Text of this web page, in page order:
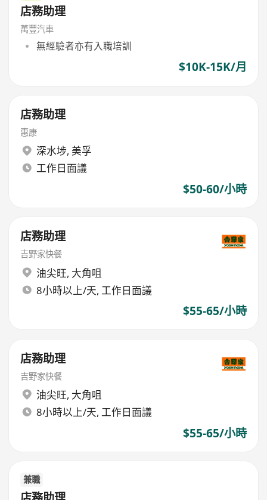
店務助理
萬豐汽車
無經驗者亦有入職培訓
$10K-15K/月
店務助理
惠康
深水埗, 美孚
工作日面議
$50-60/小時
店務助理
吉野家快餐
油尖旺, 大角咀
8小時以上/天, 工作日面議
$55-65/小時
店務助理
吉野家快餐
油尖旺, 大角咀
8小時以上/天, 工作日面議
$55-65/小時
兼職